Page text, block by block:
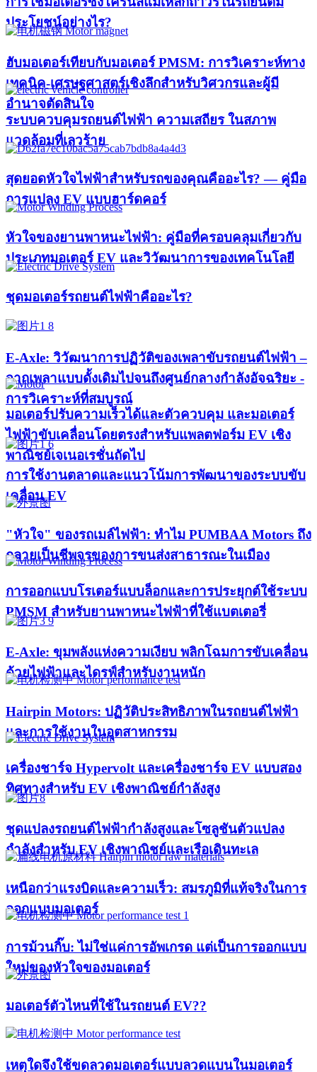
ประโยชน์อย่างไร?
ฮับมอเตอร์เทียบกับมอเตอร์ PMSM: การวิเคราะห์ทาง
เทคนิค-เศรษฐศาสตร์เชิงลึกสำหรับวิศวกรและผู้มี
อำนาจตัดสินใจ
ระบบควบคุมรถยนต์ไฟฟ้า ความเสถียร ในสภาพ
แวดล้อมที่เลวร้าย
สุดยอดหัวใจไฟฟ้าสำหรับรถของคุณคืออะไร? — คู่มือ
การแปลง EV แบบฮาร์ดคอร์
หัวใจของยานพาหนะไฟฟ้า: คู่มือที่ครอบคลุมเกี่ยวกับ
ประเภทมอเตอร์ EV และวิวัฒนาการของเทคโนโลยี
ชุดมอเตอร์รถยนต์ไฟฟ้าคืออะไร?
E-Axle: วิวัฒนาการปฏิวัติของเพลาขับรถยนต์ไฟฟ้า –
จากเพลาแบบดั้งเดิมไปจนถึงศูนย์กลางกำลังอัจฉริยะ -
การวิเคราะห์ที่สมบูรณ์
มอเตอร์ปรับความเร็วได้และตัวควบคุม และมอเตอร์
ไฟฟ้าขับเคลื่อนโดยตรงสำหรับแพลตฟอร์ม EV เชิง
พาณิชย์เจเนอเรชั่นถัดไป
การใช้งานตลาดและแนวโน้มการพัฒนาของระบบขับ
เคลื่อน EV
"หัวใจ" ของรถเมล์ไฟฟ้า: ทำไม PUMBAA Motors ถึง
กลายเป็นชีพจรของการขนส่งสาธารณะในเมือง
การออกแบบโรเตอร์แบบล็อกและการประยุกต์ใช้ระบบ
PMSM สำหรับยานพาหนะไฟฟ้าที่ใช้แบตเตอรี่
E-Axle: ขุมพลังแห่งความเงียบ พลิกโฉมการขับเคลื่อน
ด้วยไฟฟ้าและไดรฟ์สำหรับงานหนัก
Hairpin Motors: ปฏิวัติประสิทธิภาพในรถยนต์ไฟฟ้า
และการใช้งานในอุตสาหกรรม
เครื่องชาร์จ Hypervolt และเครื่องชาร์จ EV แบบสอง
ทิศทางสำหรับ EV เชิงพาณิชย์กำลังสูง
ชุดแปลงรถยนต์ไฟฟ้ากำลังสูงและโซลูชันตัวแปลง
กำลังสำหรับ EV เชิงพาณิชย์และเรือเดินทะเล
เหนือกว่าแรงบิดและความเร็ว: สมรภูมิที่แท้จริงในการ
ออกแบบมอเตอร์
การม้วนกิ๊บ: ไม่ใช่แค่การอัพเกรด แต่เป็นการออกแบบ
ใหม่ของหัวใจของมอเตอร์​
มอเตอร์ตัวไหนที่ใช้ในรถยนต์ EV??​​
เหตุใดจึงใช้ขดลวดมอเตอร์แบบลวดแบนในมอเตอร์